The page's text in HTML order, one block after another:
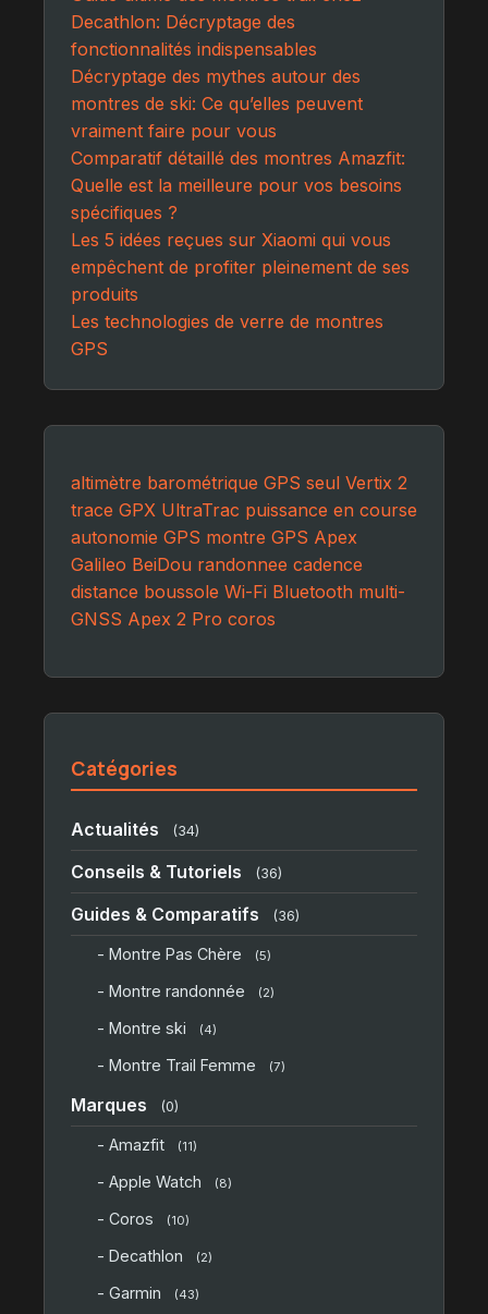
Decathlon: Décryptage des
fonctionnalités indispensables
Décryptage des mythes autour des
montres de ski: Ce qu’elles peuvent
vraiment faire pour vous
Comparatif détaillé des montres Amazfit:
Quelle est la meilleure pour vos besoins
spécifiques ?
Les 5 idées reçues sur Xiaomi qui vous
empêchent de profiter pleinement de ses
produits
Les technologies de verre de montres
GPS
altimètre barométrique GPS seul Vertix 2
trace GPX UltraTrac puissance en course
autonomie GPS montre GPS Apex
Galileo BeiDou randonnee cadence
distance boussole Wi-Fi Bluetooth multi-
GNSS Apex 2 Pro coros
Catégories
Actualités (34)
Conseils & Tutoriels (36)
Guides & Comparatifs (36)
- Montre Pas Chère (5)
- Montre randonnée (2)
- Montre ski (4)
- Montre Trail Femme (7)
Marques (0)
- Amazfit (11)
- Apple Watch (8)
- Coros (10)
- Decathlon (2)
- Garmin (43)